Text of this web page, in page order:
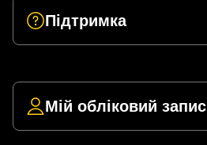
Підтримка
Мій обліковий запис